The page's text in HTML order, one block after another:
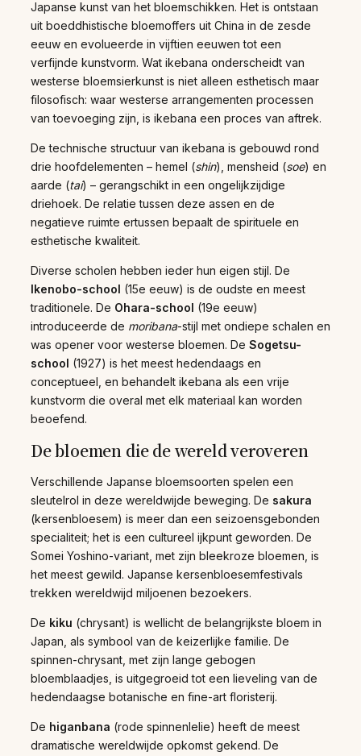
Japanse kunst van het bloemschikken. Het is ontstaan
uit boeddhistische bloemoffers uit China in de zesde
eeuw en evolueerde in vijftien eeuwen tot een
verfijnde kunstvorm. Wat ikebana onderscheidt van
westerse bloemsierkunst is niet alleen esthetisch maar
filosofisch: waar westerse arrangementen processen
van toevoeging zijn, is ikebana een proces van aftrek.
De technische structuur van ikebana is gebouwd rond
drie hoofdelementen – hemel (shin), mensheid (soe) en
aarde (tai) – gerangschikt in een ongelijkzijdige
driehoek. De relatie tussen deze assen en de
negatieve ruimte ertussen bepaalt de spirituele en
esthetische kwaliteit.
Diverse scholen hebben ieder hun eigen stijl. De
Ikenobo-school (15e eeuw) is de oudste en meest
traditionele. De Ohara-school (19e eeuw)
introduceerde de moribana-stijl met ondiepe schalen en
was opener voor westerse bloemen. De Sogetsu-
school (1927) is het meest hedendaags en
conceptueel, en behandelt ikebana als een vrije
kunstvorm die overal met elk materiaal kan worden
beoefend.
De bloemen die de wereld veroveren
Verschillende Japanse bloemsoorten spelen een
sleutelrol in deze wereldwijde beweging. De sakura
(kersenbloesem) is meer dan een seizoensgebonden
specialiteit; het is een cultureel ijkpunt geworden. De
Somei Yoshino-variant, met zijn bleekroze bloemen, is
het meest gewild. Japanse kersenbloesemfestivals
trekken wereldwijd miljoenen bezoekers.
De kiku (chrysant) is wellicht de belangrijkste bloem in
Japan, als symbool van de keizerlijke familie. De
spinnen-chrysant, met zijn lange gebogen
bloemblaadjes, is uitgegroeid tot een lieveling van de
hedendaagse botanische en fine-art floristerij.
De higanbana (rode spinnenlelie) heeft de meest
dramatische wereldwijde opkomst gekend. De